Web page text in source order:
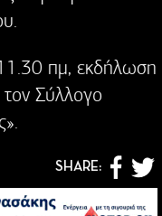
πμ, εκδήλωση
Σύλλογο
SHARE: